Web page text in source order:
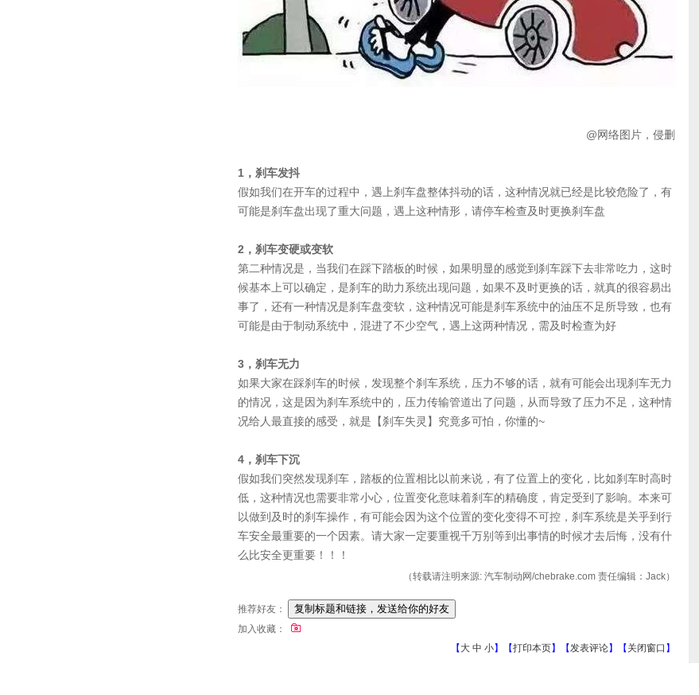
@网络图片，侵删
1，刹车发抖
假如我们在开车的过程中，遇上刹车盘整体抖动的话，这种情况就已经是比较危险了，有
可能是刹车盘出现了重大问题，遇上这种情形，请停车检查及时更换刹车盘
2，刹车变硬或变软
第二种情况是，当我们在踩下踏板的时候，如果明显的感觉到刹车踩下去非常吃力，这时
候基本上可以确定，是刹车的助力系统出现问题，如果不及时更换的话，就真的很容易出
事了，还有一种情况是刹车盘变软，这种情况可能是刹车系统中的油压不足所导致，也有
可能是由于制动系统中，混进了不少空气，遇上这两种情况，需及时检查为好
3，刹车无力
如果大家在踩刹车的时候，发现整个刹车系统，压力不够的话，就有可能会出现刹车无力
的情况，这是因为刹车系统中的，压力传输管道出了问题，从而导致了压力不足，这种情
况给人最直接的感受，就是【刹车失灵】究竟多可怕，你懂的~
4，刹车下沉
假如我们突然发现刹车，踏板的位置相比以前来说，有了位置上的变化，比如刹车时高时
低，这种情况也需要非常小心，位置变化意味着刹车的精确度，肯定受到了影响。本来可
以做到及时的刹车操作，有可能会因为这个位置的变化变得不可控，刹车系统是关乎到行
车安全最重要的一个因素。请大家一定要重视千万别等到出事情的时候才去后悔，没有什
么比安全更重要！！！
（转载请注明来源: 汽车制动网/chebrake.com 责任编辑：Jack）
推荐好友：
加入收藏：
【 大 中 小】【打印本页】【发表评论】【 关闭窗口 】